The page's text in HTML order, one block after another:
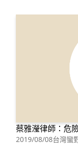
蔡雅瀅律師：危
2019/08/08台灣蠻